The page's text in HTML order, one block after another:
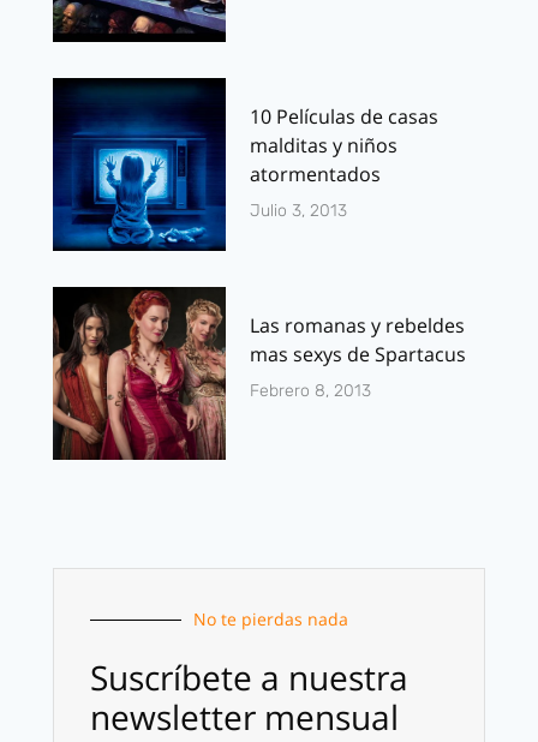
10 Películas de casas
malditas y niños
atormentados
Julio 3, 2013
Las romanas y rebeldes
mas sexys de Spartacus
Febrero 8, 2013
No te pierdas nada
Suscríbete a nuestra
newsletter mensual